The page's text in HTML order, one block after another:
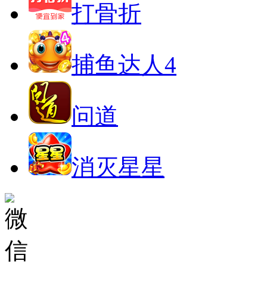
打骨折
捕鱼达人4
问道
消灭星星